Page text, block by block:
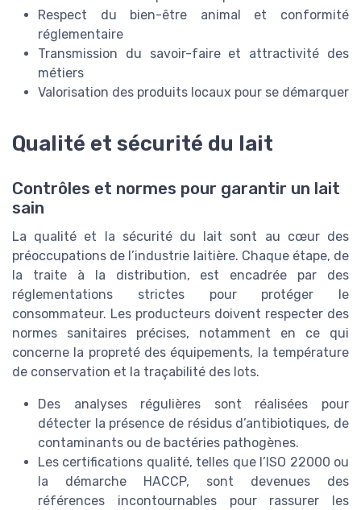
Respect du bien-être animal et conformité
réglementaire
Transmission du savoir-faire et attractivité des
métiers
Valorisation des produits locaux pour se démarquer
Qualité et sécurité du lait
Contrôles et normes pour garantir un lait
sain
La qualité et la sécurité du lait sont au cœur des
préoccupations de l’industrie laitière. Chaque étape, de
la traite à la distribution, est encadrée par des
réglementations strictes pour protéger le
consommateur. Les producteurs doivent respecter des
normes sanitaires précises, notamment en ce qui
concerne la propreté des équipements, la température
de conservation et la traçabilité des lots.
Des analyses régulières sont réalisées pour
détecter la présence de résidus d’antibiotiques, de
contaminants ou de bactéries pathogènes.
Les certifications qualité, telles que l’ISO 22000 ou
la démarche HACCP, sont devenues des
références incontournables pour rassurer les